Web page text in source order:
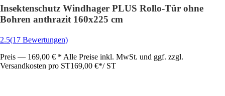
Insektenschutz Windhager PLUS Rollo-Tür ohne
Bohren anthrazit 160x225 cm
2.5(17 Bewertungen)
Preis — 169,00 € * Alle Preise inkl. MwSt. und ggf. zzgl.
Versandkosten pro ST169,00 €*/ ST